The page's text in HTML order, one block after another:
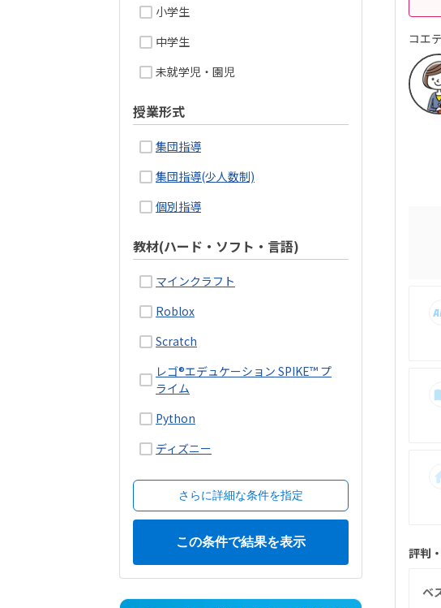
小学生
中学生
未就学児・園児
授業形式
集団指導
集団指導(少人数制)
個別指導
教材(ハード・ソフト・言語)
マインクラフト
Roblox
Scratch
レゴ®エデュケーション SPIKE™ プ
ライム
Python
ディズニー
さらに詳細な条件を指定
コエ
評判
ベ